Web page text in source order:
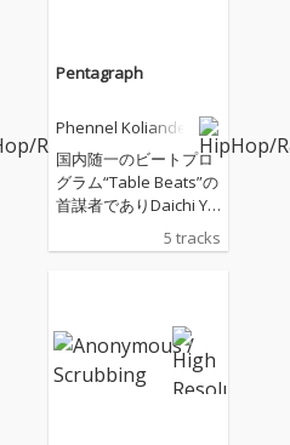
Pentagraph
Phennel Koliander
国内随一のビートプロ
グラム“Table Beats”の
首謀者でありDaichi Ya
mamotoのライブDJも
務めるPhennnel Kolia
年の創作活動の新たな
更新が記録された全5
曲、Pentagraph。HIP
5 tracks